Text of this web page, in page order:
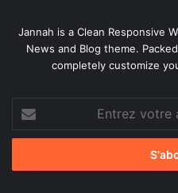
Jannah is a Clean Responsive
News and Blog theme.
completely customize
Entrez
votre
adresse